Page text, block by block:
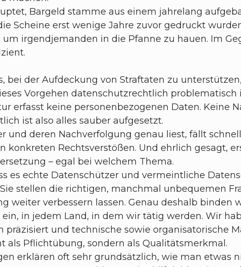
Bargeld stamme aus einem jahrelang
Scheine erst wenige Jahre zuvor gedruckt
irgendjemanden in die Pfanne zu hauen. Im
bei der Aufdeckung von Straftaten zu
Vorgehen datenschutzrechtlich problematisch
erfasst keine personenbezogenen Daten. Keine
ist also alles sauber aufgesetzt.
und deren Nachverfolgung genau liest, fällt
konkreten Rechtsverstößen. Und ehrlich gesagt,
– egal bei welchem Thema.
es echte Datenschützer und vermeintliche
stellen die richtigen, manchmal unbequemen
weiter verbessern lassen. Genau deshalb binden
in jedem Land, in dem wir tätig werden. Wir
und technische sowie organisatorische
als Pflichtübung, sondern als Qualitätsmerkmal.
erklären oft sehr grundsätzlich, wie man etwas